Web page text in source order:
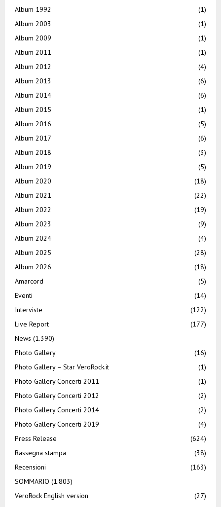
Album 1992
(1)
Album 2003
(1)
Album 2009
(1)
Album 2011
(1)
Album 2012
(4)
Album 2013
(6)
Album 2014
(6)
Album 2015
(1)
Album 2016
(5)
Album 2017
(6)
Album 2018
(3)
Album 2019
(5)
Album 2020
(18)
Album 2021
(22)
Album 2022
(19)
Album 2023
(9)
Album 2024
(4)
Album 2025
(28)
Album 2026
(18)
Amarcord
(5)
Eventi
(14)
Interviste
(122)
Live Report
(177)
News (1.390)
Photo Gallery
(16)
Photo Gallery – Star VeroRock.it
(1)
Photo Gallery Concerti 2011
(1)
Photo Gallery Concerti 2012
(2)
Photo Gallery Concerti 2014
(2)
Photo Gallery Concerti 2019
(4)
Press Release
(624)
Rassegna stampa
(38)
Recensioni
(163)
SOMMARIO (1.803)
VeroRock English version
(27)